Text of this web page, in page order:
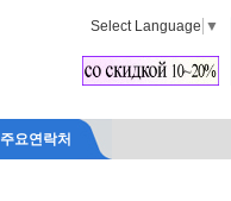
Select Language ▼
주요연락처